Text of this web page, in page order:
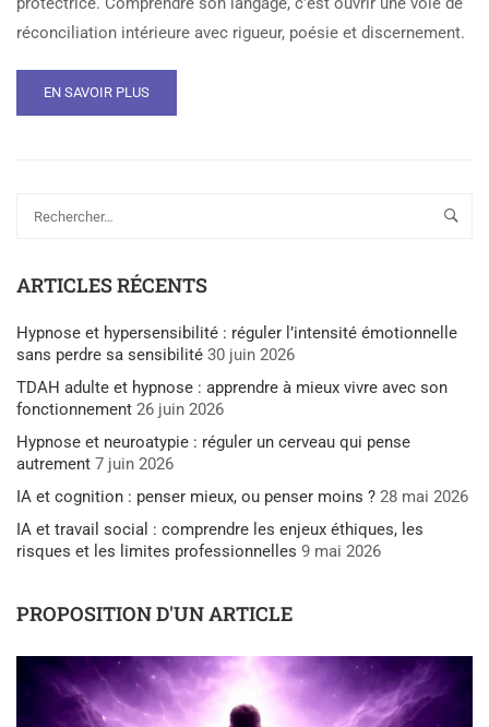
réconciliation intérieure avec rigueur, poésie et discernement.
EN SAVOIR PLUS
ARTICLES RÉCENTS
Hypnose et hypersensibilité : réguler l’intensité émotionnelle
sans perdre sa sensibilité 30 juin 2026
TDAH adulte et hypnose : apprendre à mieux vivre avec son
fonctionnement 26 juin 2026
Hypnose et neuroatypie : réguler un cerveau qui pense
autrement 7 juin 2026
IA et cognition : penser mieux, ou penser moins ? 28 mai 2026
IA et travail social : comprendre les enjeux éthiques, les
risques et les limites professionnelles 9 mai 2026
PROPOSITION D'UN ARTICLE